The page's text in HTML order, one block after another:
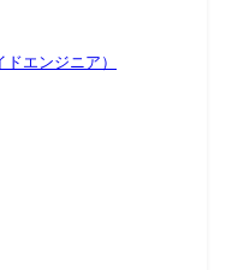
するポジションでキャリ
これから実務でプロジェク
る品質管理となります。
バサイド・フロントエン
エンジニア）